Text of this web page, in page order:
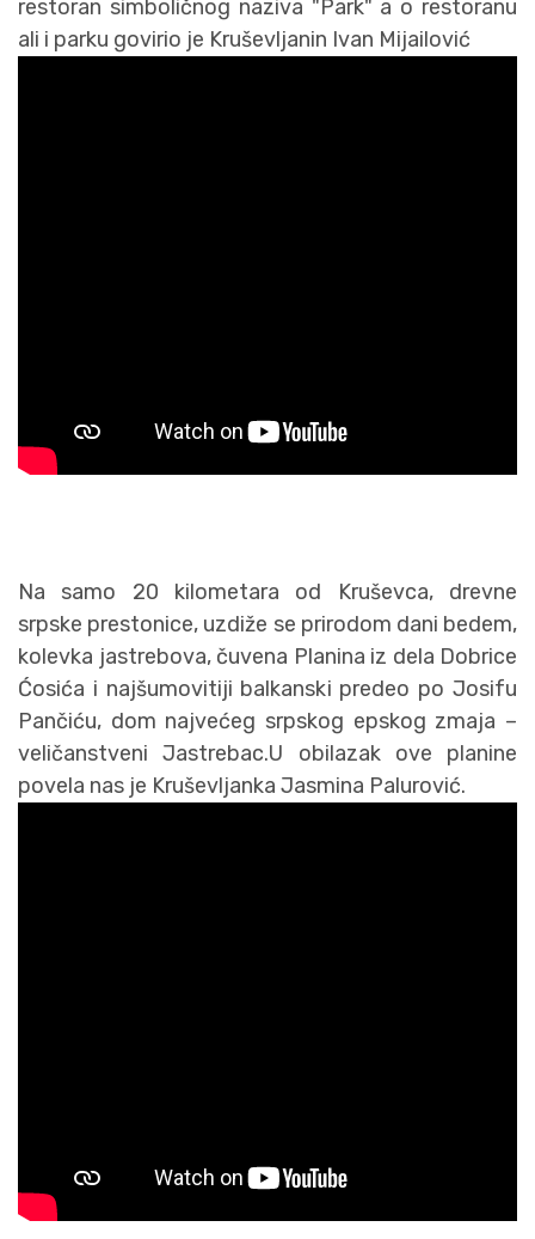
restoran simboličnog naziva "Park" a o restoranu
ali i parku govirio je Kruševljanin Ivan Mijailović
Na samo 20 kilometara od Kruševca, drevne
srpske prestonice, uzdiže se prirodom dani bedem,
kolevka jastrebova, čuvena Planina iz dela Dobrice
Ćosića i najšumovitiji balkanski predeo po Josifu
Pančiću, dom najvećeg srpskog epskog zmaja –
veličanstveni Jastrebac.U obilazak ove planine
povela nas je Kruševljanka Jasmina Palurović.